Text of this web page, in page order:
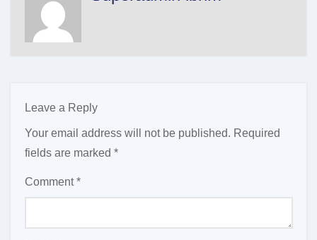
Leave a Reply
Your email address will not be published. Required
fields are marked *
Comment*